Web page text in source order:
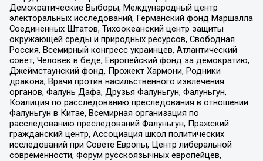
Демократические Выборы, Международный центр
электоральных исследований, Германский фонд Маршалла
Соединенных Штатов, Тихоокеанский центр защиты
окружающей среды и природных ресурсов, Свободная
Россия, Всемирный конгресс украинцев, Атлантический
совет, Человек в беде, Европейский фонд за демократию,
Джеймстаунский фонд, Прожект Хармони, Родники
дракона, Врачи против насильственного извлечения
органов, Фалунь Дафа, Друзья Фалуньгун, Фалуньгун,
Коалиция по расследованию преследования в отношении
Фалуньгун в Китае, Всемирная организация по
расследованию преследований Фалуньгун, Пражский
гражданский центр, Ассоциация школ политических
исследований при Совете Европы, Центр либеральной
современности, Форум русскоязычных европейцев,